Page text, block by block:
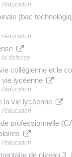
l'éducation
(bac
l'éducation
la défense
collégienne et le
vie lycéenne
l'éducation
la vie lycéenne
l'éducation
professionnelle
l'éducation
de niveau 3